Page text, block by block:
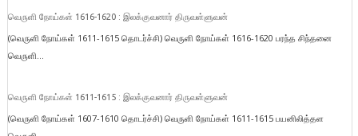
வெருளி நோய்கள் 1616-1620 : இலக்குவனார் திருவள்ளுவன்
(வெருளி நோய்கள் 1611-1615 தொடர்ச்சி) வெருளி நோய்கள் 1616-1620 பரந்த சிந்தனை
வெருளி...
வெருளி நோய்கள் 1611-1615 : இலக்குவனார் திருவள்ளுவன்
(வெருளி நோய்கள் 1607-1610 தொடர்ச்சி) வெருளி நோய்கள் 1611-1615 பயனிலித்தள